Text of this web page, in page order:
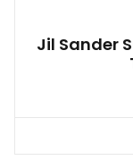
Jil Sander